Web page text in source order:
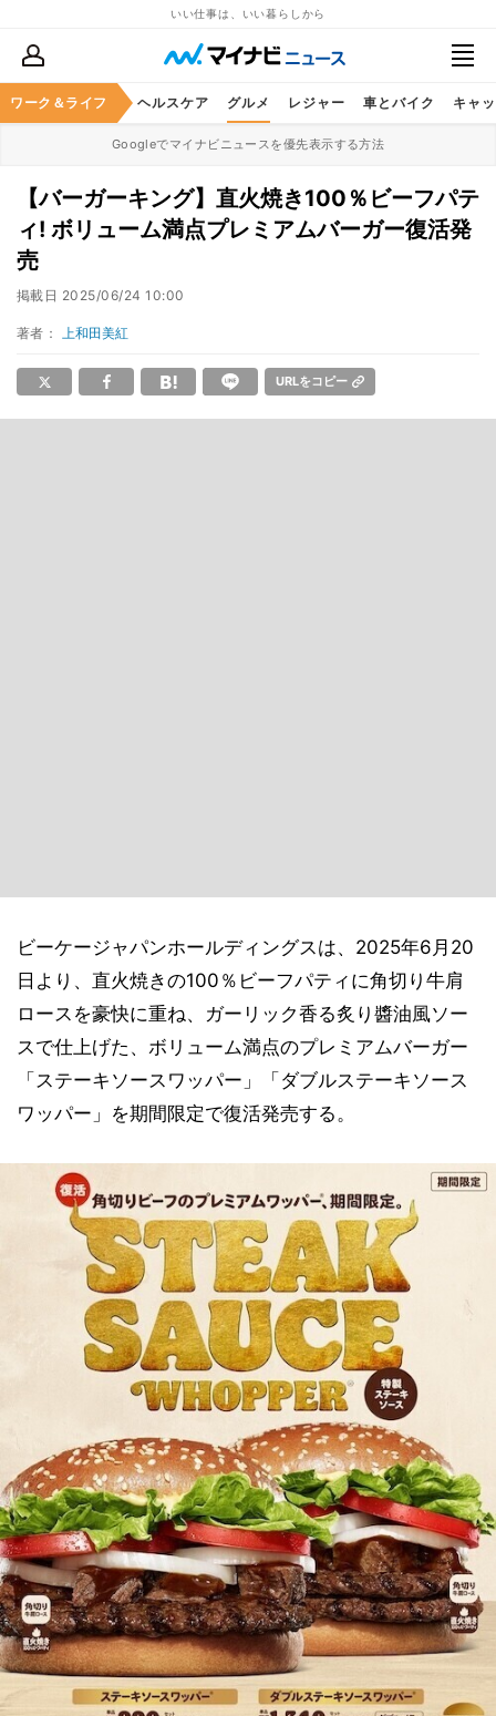
いい仕事は、いい暮らしから
ワーク＆ライフ
マネー 暮らし ヘルスケア グルメ レジャー 車とバイク キャ
Googleでマイナビニュースを優先表示する方法
【バーガーキング】直火焼き100％ビーフパテ
ィ! ボリューム満点プレミアムバーガー復活発
売
掲載日 2025/06/24 10:00
著者： 上和田美紅
URLをコピー
ビーケージャパンホールディングスは、2025年6月20
日より、直火焼きの100％ビーフパティに角切り牛肩
ロースを豪快に重ね、ガーリック香る炙り醬油風ソー
スで仕上げた、ボリューム満点のプレミアムバーガー
「ステーキソースワッパー」「ダブルステーキソース
ワッパー」を期間限定で復活発売する。